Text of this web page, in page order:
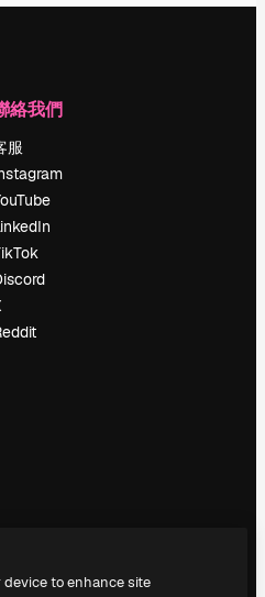
絡我們
服
device to enhance site